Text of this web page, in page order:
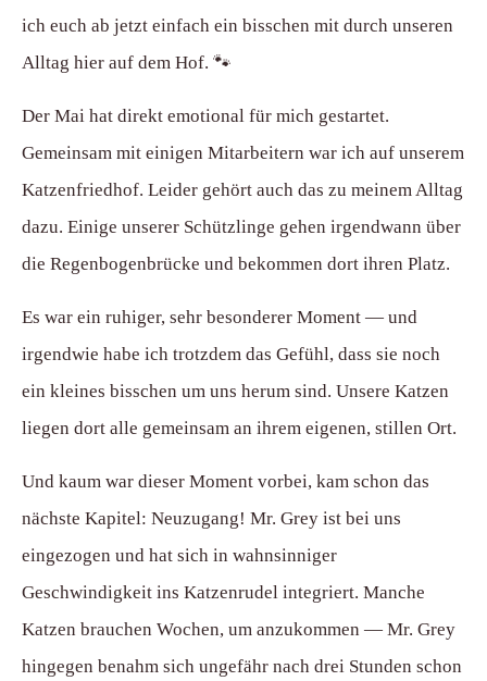
ich euch ab jetzt einfach ein bisschen mit durch unseren
Alltag hier auf dem Hof. 🐾
Der Mai hat direkt emotional für mich gestartet.
Gemeinsam mit einigen Mitarbeitern war ich auf unserem
Katzenfriedhof. Leider gehört auch das zu meinem Alltag
dazu. Einige unserer Schützlinge gehen irgendwann über
die Regenbogenbrücke und bekommen dort ihren Platz.
Es war ein ruhiger, sehr besonderer Moment — und
irgendwie habe ich trotzdem das Gefühl, dass sie noch
ein kleines bisschen um uns herum sind. Unsere Katzen
liegen dort alle gemeinsam an ihrem eigenen, stillen Ort.
Und kaum war dieser Moment vorbei, kam schon das
nächste Kapitel: Neuzugang! Mr. Grey ist bei uns
eingezogen und hat sich in wahnsinniger
Geschwindigkeit ins Katzenrudel integriert. Manche
Katzen brauchen Wochen, um anzukommen — Mr. Grey
hingegen benahm sich ungefähr nach drei Stunden schon